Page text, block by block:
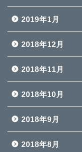
2019年1月
2018年12月
2018年11月
2018年10月
2018年9月
2018年8月